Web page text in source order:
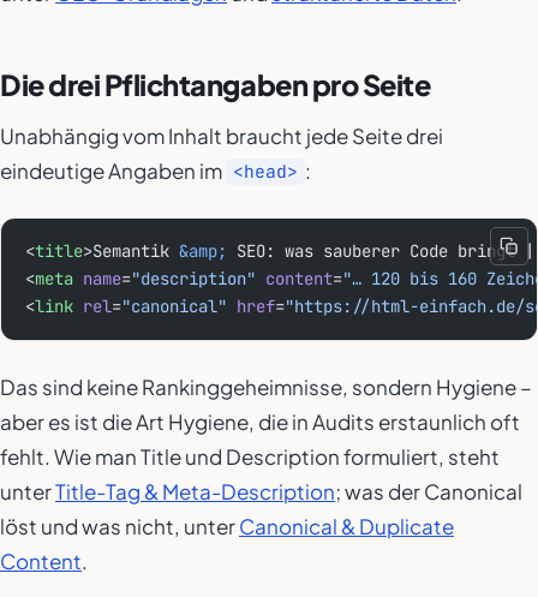
Die drei Pflichtangaben pro Seite
Unabhängig vom Inhalt braucht jede Seite drei
eindeutige Angaben im <head> :
<title>Semantik &amp;
SEO: was sauberer Code
<meta name="description" content="… 120 bis 160
<link rel="canonical" href="https://html-einfach.de/
Das sind keine Rankinggeheimnisse, sondern Hygiene –
aber es ist die Art Hygiene, die in Audits erstaunlich oft
fehlt. Wie man Title und Description formuliert, steht
unterTitle-Tag & Meta-Description; was der Canonical
löst und was nicht, unterCanonical & Duplicate
Content.